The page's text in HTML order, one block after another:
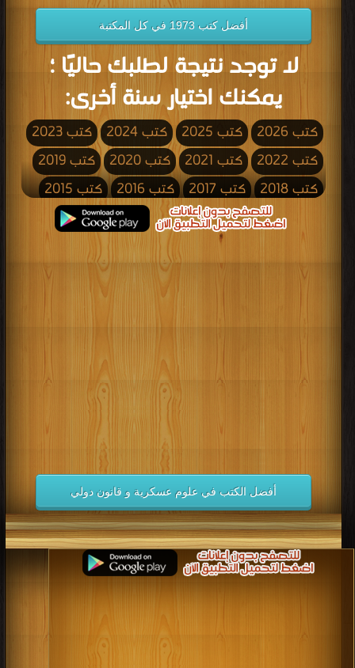
أفضل كتب 1973 في كل المكتبة
لا توجد نتيجة لطلبك حاليًا ؛
يمكنك اختيار سنة أخرى:
كتب 2026 كتب 2025 كتب 2024
كتب 2023
كتب 2022
كتب 2021 كتب 2020
كتب 2019
كتب 2018
كتب 2017 كتب 2016
كتب 2015
كتب 2013 كتب 2012
كتب 2011
كتب 2009 كتب 2008
كتب 2006
كتب 2005 كتب 2004
كتب 2003
كتب 2000
كتب 1992
كتب 1991
كتب 1990
كتب 1989 كتب 1988
كتب 1987
كتب 1984
كتب 1983
كتب 1980
كتب 1979
كتب 1978
كتب 1977 كتب 1976
كتب 1975
كتب 1974
كتب 1973 كتب 1972
كتب 1971
كتب 1970
كتب 1969 كتب 1968
كتب 1967
كتب 1966
كتب 1965 كتب 1964
كتب 1963
كتب 1962
كتب 1961 كتب 1960
كتب 1959
كتب 1957
كتب 1952
كتب 1951
أفضل الكتب في علوم عسكرية و قانون دولي